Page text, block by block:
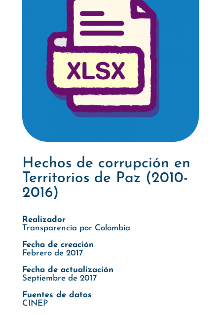
Hechos de corrupción en
Territorios de Paz (2010-
2016)
Realizador
Transparencia por Colombia
Fecha de creación
Febrero de 2017
Fecha de actualización
Septiembre de 2017
Fuentes de datos
CINEP